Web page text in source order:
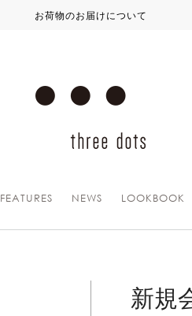
お荷物のお届けについて
FEATURES NEWS LOOKBOOK
新規